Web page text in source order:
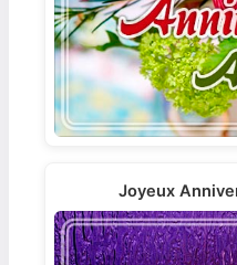
Joyeux